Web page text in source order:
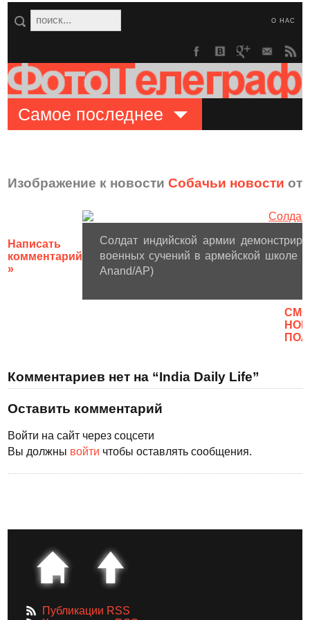
О НАС
Самое последнее
Изображение к новостиСобачьи новости от
Написать
комментарий
»
Солдат индийской армии
военных сучений в армейской школе
Anand/AP)
Комментариев нет на “India Daily Life”
Оставить комментарий
Войти на сайт через соцсети
Вы должны войти чтобы оставлять сообщения.
Публикации RSS